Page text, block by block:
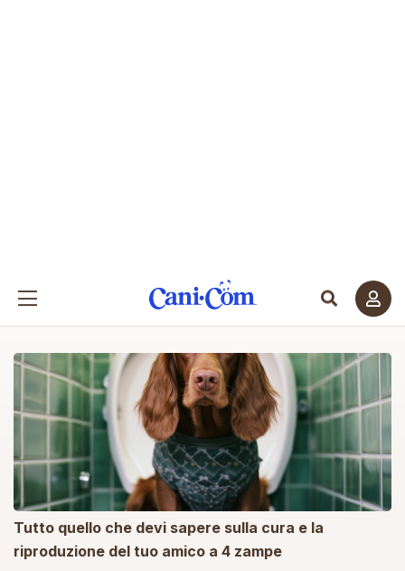
Tutto quello che devi sapere sulla cura e la
riproduzione del tuo amico a 4 zampe